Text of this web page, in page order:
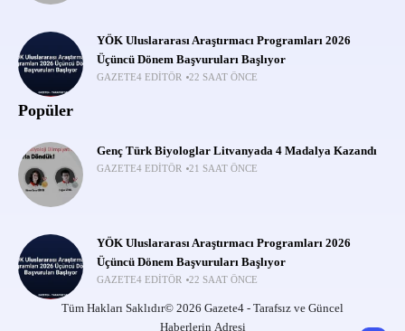
YÖK Uluslararası Araştırmacı Programları 2026
Üçüncü Dönem Başvuruları Başlıyor
GAZETE4 EDITÖR 22 SAAT ÖNCE
Popüler
Genç Türk Biyologlar Litvanyada 4 Madalya Kazandı
GAZETE4 EDITÖR 21 SAAT ÖNCE
YÖK Uluslararası Araştırmacı Programları 2026
Üçüncü Dönem Başvuruları Başlıyor
GAZETE4 EDITÖR 22 SAAT ÖNCE
Tüm Hakları Saklıdır© 2026 Gazete4 - Tarafsız ve Güncel
Haberlerin Adresi